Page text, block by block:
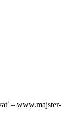
– www.majster-